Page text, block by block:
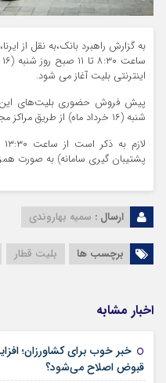
به گزارش راهبرد بانک،به نقل از
اینترنتی بلیت آغاز می شود.
شنبه (۱۶ خرداد ماه) از طریق مراکز مجاز فروش حضوری انجام می شود.
پشتیبان گیری سامانه) به صورت
ارسال : سمیه بهاروندی
برچسب ها بلیت قطار
اخبار مشابه
قبوض اصلاح می‌شود؟